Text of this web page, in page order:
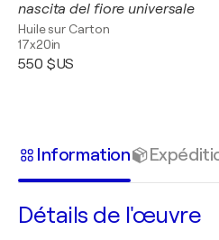
nascita del fiore universale
Huile sur Carton
17x20in
550 $US
Information
Détails de l'œuvre